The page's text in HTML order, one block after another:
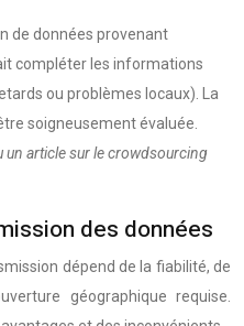
de données provenant
compléter les informations
ou problèmes locaux). La
soigneusement évaluée.
un article sur le crowdsourcing
des données
dépend de la fiabilité, de
géographique requise.